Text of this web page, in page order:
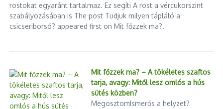
rostokat egyaránt tartalmaz. Ez segíti A rost a vércukorszint
szabályozásában is The post Tudjuk milyen tápláló a
csicseriborsó? appeared first on Mit főzzek ma?.
Mit főzzek ma? – A tökéletes szaftos
tarja, avagy: Mitől lesz omlós a hús
sütés közben?
MegosztomIsmerős a helyzet?